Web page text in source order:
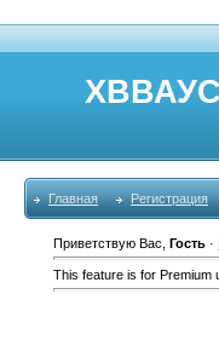
ХВВАУС
Главная Регистрация
Приветствую Вас ,Гость ·
This feature is for Premium